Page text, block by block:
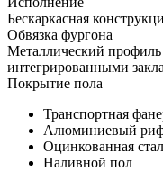
Бескаркасная
Обвязка фургона
Металлический
интегрированными
Покрытие пола
Транспортная
Алюминиевый
Оцинкованная
Наливной пол